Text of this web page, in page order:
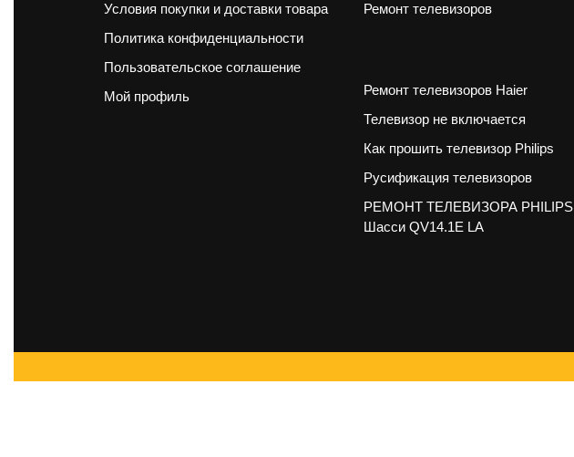
Условия покупки и доставки товара
Политика конфиденциальности
Пользовательское соглашение
Мой профиль
Ремонт телевизоров
Ремонт телевизоров Haier
Телевизор не включается
Как прошить телевизор Philips
Русификация телевизоров
РЕМОНТ ТЕЛЕВИЗОРА PHILIPS
Шасси QV14.1E LA